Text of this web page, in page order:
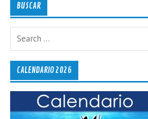
BUSCAR
CALENDARIO 2026